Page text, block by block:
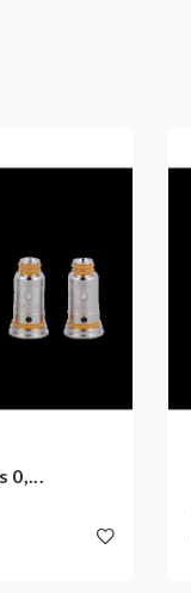
& Co. KG
22765 Hamburg
0,...